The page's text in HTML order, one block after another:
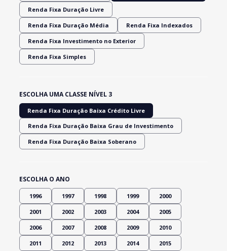
Renda Fixa Duração Livre
Renda Fixa Duração Média Renda Fixa Indexados
Renda Fixa Investimento no Exterior
Renda Fixa Simples
ESCOLHA UMA CLASSE NÍVEL 3
Renda Fixa Duração Baixa Crédito Livre
Renda Fixa Duração Baixa Grau de Investimento
Renda Fixa Duração Baixa Soberano
ESCOLHA O ANO
1996 1997 1998 1999 2000
2001 2002 2003 2004 2005
2006 2007 2008 2009 2010
2011 2012 2013 2014 2015